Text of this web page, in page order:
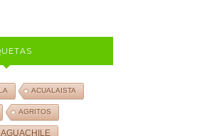
ACUALAISTA
AGRITOS
AGUACHILE